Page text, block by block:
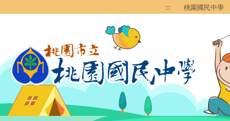
::: 桃園國民中學